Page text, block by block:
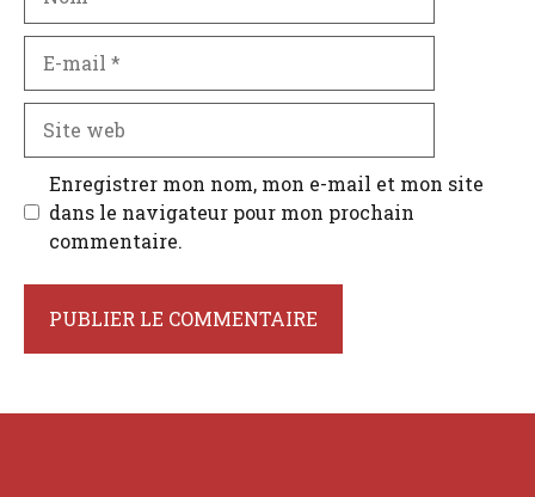
mail
web
Enregistrer mon nom, mon e-mail et mon site
dans le navigateur pour mon prochain
commentaire.